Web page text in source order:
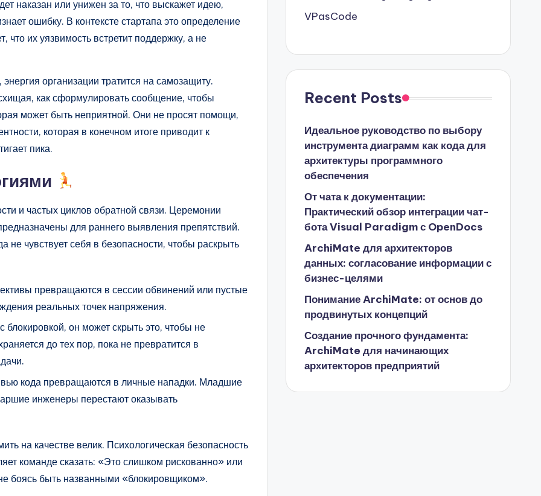
наказан или унижен за то, что выскажет идею,
ошибку. В контексте стартапа это определение
что их уязвимость встретит поддержку, а не
энергия организации тратится на самозащиту.
как сформулировать сообщение, чтобы
может быть неприятной. Они не просят помощи,
которая в конечном итоге приводит к
пика.
и частых циклов обратной связи. Церемонии
для раннего выявления препятствий.
чувствует себя в безопасности, чтобы раскрыть
превращаются в сессии обвинений или пустые
реальных точек напряжения.
блокировкой, он может скрыть это, чтобы не
до тех пор, пока не превратится в
кода превращаются в личные нападки. Младшие
инженеры перестают оказывать
на качестве велик. Психологическая безопасность
команде сказать: «Это слишком рискованно» или
боясь быть названными «блокировщиком».
VPasCode
Recent Posts
Идеальное руководство по выбору
инструмента диаграмм как кода для
архитектуры программного
обеспечения
От чата к документации:
Практический обзор интеграции чат-
бота Visual Paradigm с OpenDocs
ArchiMate для архитекторов
данных: согласование информации с
бизнес-целями
Понимание ArchiMate: от основ до
продвинутых концепций
Создание прочного фундамента:
ArchiMate для начинающих
архитекторов предприятий